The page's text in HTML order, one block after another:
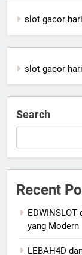
slot gacor
slot gacor
Search
Recent
EDWINSLOT
yang Modern
LEBAH4D